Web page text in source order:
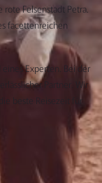
Felsenstadt Petra.
facettenreichen
Experten. Bei der
Partner. Wir
beste Reisezeit für